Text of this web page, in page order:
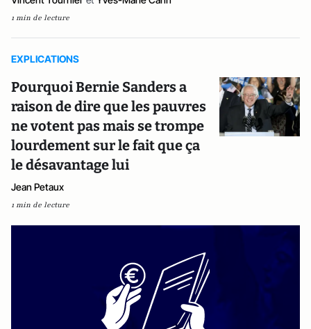
1 min de lecture
EXPLICATIONS
Pourquoi Bernie Sanders a
raison de dire que les pauvres
ne votent pas mais se trompe
lourdement sur le fait que ça
le désavantage lui
Jean Petaux
1 min de lecture